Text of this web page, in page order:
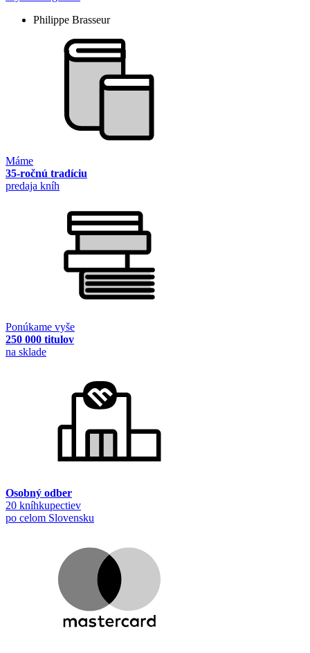
Philippe Brasseur
Máme
35-ročnú tradíciu
predaja kníh
Ponúkame vyše
250 000 titulov
na sklade
Osobný odber
20 kníhkupectiev
po celom Slovensku